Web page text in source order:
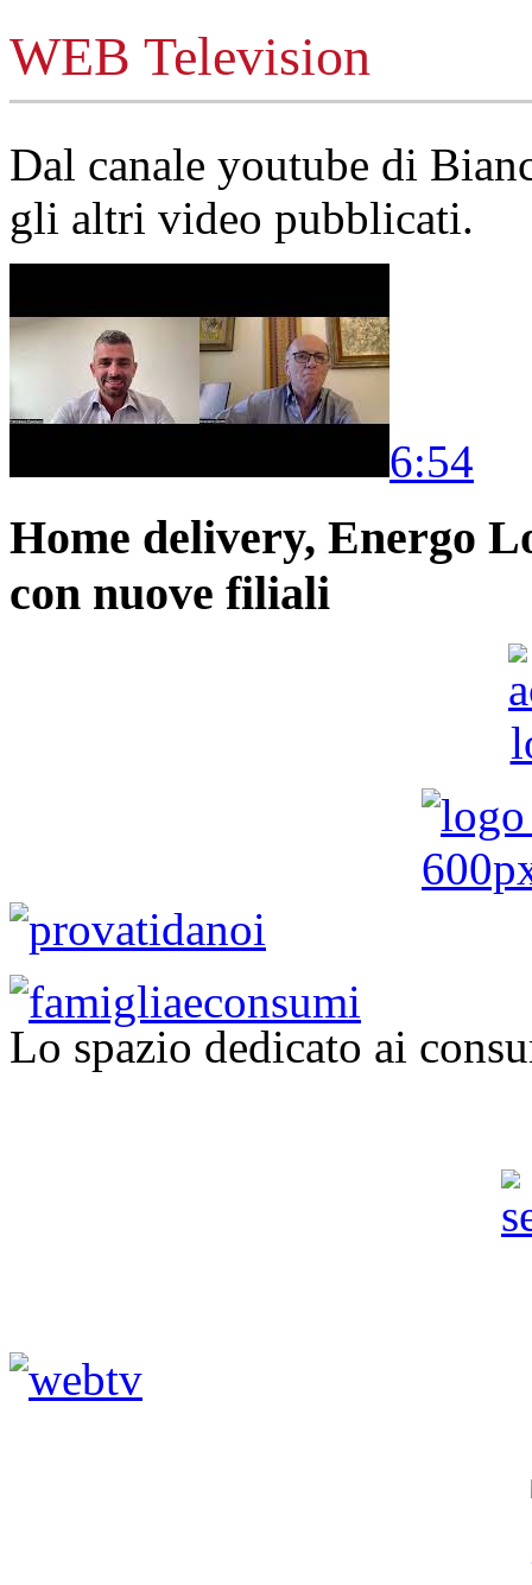
WEB Television
Dal canale youtube di
gli altri video pubblicati.
6:54
Home delivery, Energo
con nuove filiali
Lo spazio dedicato ai